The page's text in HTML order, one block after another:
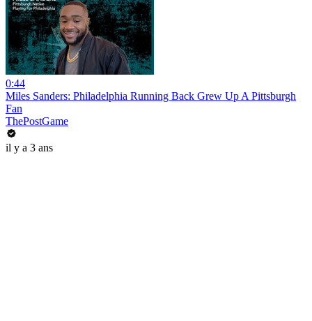
0:44
Miles Sanders: Philadelphia Running Back Grew Up A Pittsburgh
Fan
ThePostGame
il y a 3 ans